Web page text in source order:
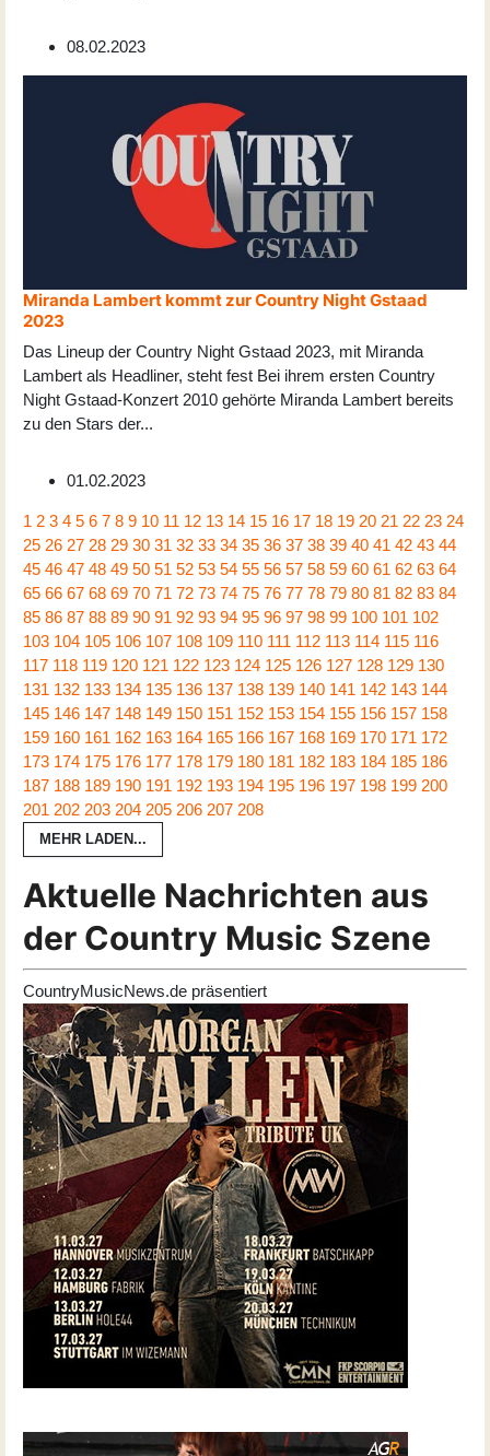
08.02.2023
Miranda Lambert kommt zur Country Night Gstaad
2023
Das Lineup der Country Night Gstaad 2023, mit Miranda
Lambert als Headliner, steht fest Bei ihrem ersten Country
Night Gstaad-Konzert 2010 gehörte Miranda Lambert bereits
zu den Stars der...
01.02.2023
1 2 3 4 5 6 7 8 9 10 11 12 13 14 15 16 17 18 19 20 21 22 23 24
25 26 27 28 29 30 31 32 33 34 35 36 37 38 39 40 41 42 43 44
45 46 47 48 49 50 51 52 53 54 55 56 57 58 59 60 61 62 63 64
65 66 67 68 69 70 71 72 73 74 75 76 77 78 79 80 81 82 83 84
85 86 87 88 89 90 91 92 93 94 95 96 97 98 99 100 101 102
103 104 105 106 107 108 109 110 111 112 113 114 115 116
117 118 119 120 121 122 123 124 125 126 127 128 129 130
131 132 133 134 135 136 137 138 139 140 141 142 143 144
145 146 147 148 149 150 151 152 153 154 155 156 157 158
159 160 161 162 163 164 165 166 167 168 169 170 171 172
173 174 175 176 177 178 179 180 181 182 183 184 185 186
187 188 189 190 191 192 193 194 195 196 197 198 199 200
201 202 203 204 205 206 207 208
MEHR LADEN...
Aktuelle Nachrichten aus
der Country Music Szene
CountryMusicNews.de präsentiert